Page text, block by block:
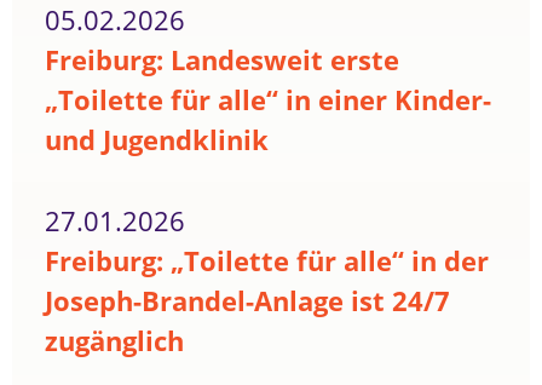
05.02.2026
Freiburg: Landesweit erste
„Toilette für alle“ in einer Kinder-
und Jugendklinik
27.01.2026
Freiburg: „Toilette für alle“ in der
Joseph-Brandel-Anlage ist 24/7
zugänglich